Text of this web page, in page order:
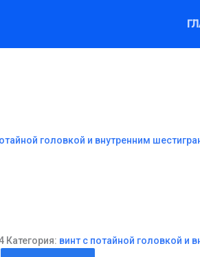
головкой и внутренним
Категория: винт с потайной головкой и